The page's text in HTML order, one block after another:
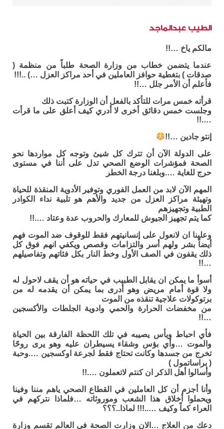
الطيب عبدالماجد
مالكم ياخ …!!
عندما يتضمن خطاب من وزارة الصحة طلباً من منظمة (
صدقات ) بتغطية حوافز العاملين في أحد مراكز العزل …) ..!!!
فأعلم أن الأمر جلل …!!
قرأته خمس مرات للتأكد بالفعل أن الوزارة كتبت ذلك
وجلست خمس دقائق أخرى لا أدري كيف أعلق على ما قرأت
….!!
إنتو جادين …!!
على الدولة الآن أن تترك كل شيئ وتوجه كل مواردها نحو
الصحة فمؤشرات الوضع الصحي تدل على أننا في مستوى
حرج للغاية ….وبلغنا درجة الخطر
المهم الآن لابد من العمل الفوري وتوفير الأدوية المنقذة للحياة
وتهيئة مراكز العزل من جديد والأهم هو تلبية نداء الكوادر
الطبية وتجهيزهم
كما يتم تجهيز الجيوش للمعارك والحروب عدة وعتاد ….!!
وعلينا ان لانعول على إنسانيتهم فقط للوقوف ضد الموت فهم
أيضاً بشر ولهم أسر والتزامات وقصص ويكفي انهم فوق كل
ذلك يقفون في الصف الأول وخط النار بكل فئاتهم وتفاصيلهم
…!!
أسوأ ما يمكن ان يقابل الطبيب في حياته هو أن يقف لاحول له
ولا قوة أمام مريض وهو أدرى بما يمكن أن يقدمه له من
برتوكولات علاجية تنقذه من الموت
من مخفضات الحرارة والحمي وادوية الجلطات والأكسجين
…!!
فأي احباط ويأس يصيبه في تلك اللحظة الفارقة بين الحياة
والموت …وأي بؤس وشقاء يسيطران عليه وهو يرى روحًا
تخرج من جسدها وكانت تحتاج فقط لجرعة اوكسجين ….وحبة
( براساتمول )
وأسالوا أهل الذكر ان كنتم لاتعملون ….!!
وأنا أجزم أن كل العاملين في القطاع الصحي ياهم مننا وفينا
ويحملوا أخلاق هذا الشعب وموروثاته …فلماذا نتركهم في
العراء كماً وكيف …..!!! لماذا..؟؟؟
دعك من العلاج …الان وزارت الصحة في العالم تقسم وزارة